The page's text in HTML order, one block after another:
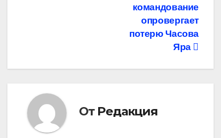
командование
опровергает
потерю Часова
Яра
От Редакция